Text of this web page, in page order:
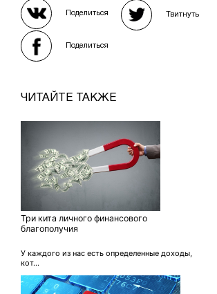
Поделиться Твитнуть
Поделиться
ЧИТАЙТЕ ТАКЖЕ
Три кита личного финансового
благополучия
У каждого из нас есть определенные доходы,
кот...